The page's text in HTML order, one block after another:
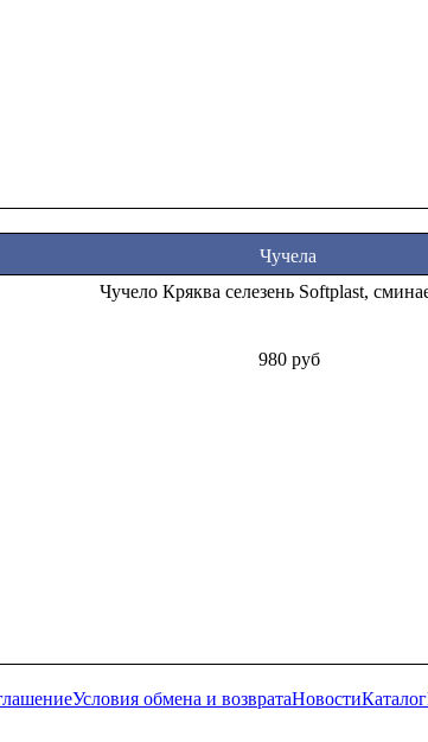
Чучела
Чучело Кряква селезень Softplast,
980 руб
Условия обмена и возвратаНовостиКаталог